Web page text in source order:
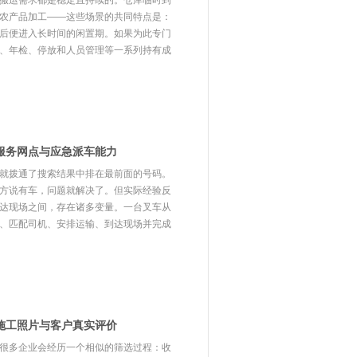
产品加工——这些场景的共同特点是：
便进入长时间的闲置期。如果为此专门
年检、停放和人员管理等一系列持有成
务网点与应急派车能力
拨通了搜索结果中排在最前面的号码。
说有车，问题就解决了。但实际经验反
现场之间，存在诸多变量。一台叉车从
匹配司机、安排运输、到达现场并完成
工照片与客户真实评价
多企业会经历一个相似的筛选过程：收